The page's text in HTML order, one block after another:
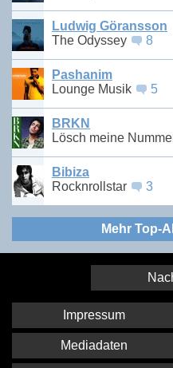
Ludwig Göransson
The Odyssey
8
Pashanim
Lounge Musik
5
BRKN
Lösch meine
Bibiza
Rocknrollstar
3
Mehr Top-
Impressum
Mediadaten